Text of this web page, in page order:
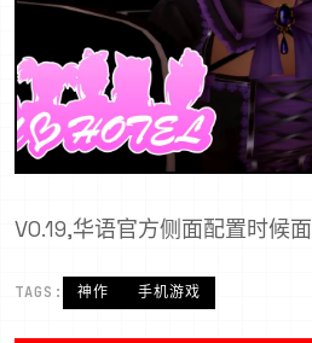
V0.19,华语官方侧面配置时候面
TAGS: 神作 手机游戏